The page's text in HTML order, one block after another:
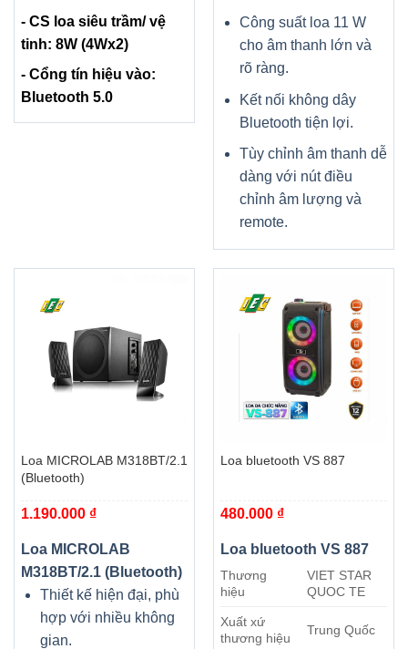
- CS loa siêu trầm/ vệ
tinh: 8W (4Wx2)
- Cổng tín hiệu vào:
Bluetooth 5.0
Công suất loa 11 W
cho âm thanh lớn và
rõ ràng.
Kết nối không dây
Bluetooth tiện lợi.
Tùy chỉnh âm thanh dễ
dàng với nút điều
chỉnh âm lượng và
remote.
Loa MICROLAB M318BT/2.1
(Bluetooth)
1.190.000 ₫
Loa MICROLAB
M318BT/2.1 (Bluetooth)
Thiết kế hiện đại, phù
hợp với nhiều không
gian.
Loa bluetooth VS 887
480.000 ₫
Loa bluetooth VS 887
Thương
hiệu
VIET STAR
QUOC TE
Xuất xứ
thương hiệu
Trung Quốc